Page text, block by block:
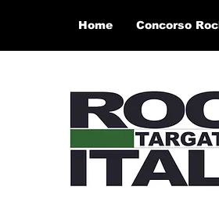
Home Concorso